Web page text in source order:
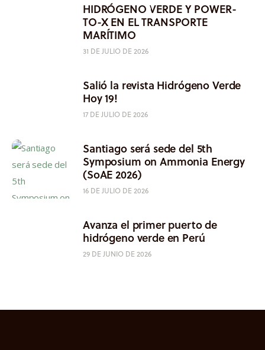
HIDRÓGENO VERDE Y POWER-
TO-X EN EL TRANSPORTE
MARÍTIMO
31 DE JULIO DE 2026
Salió la revista Hidrógeno Verde
Hoy 19!
17 DE JULIO DE 2026
Santiago será sede del 5th
Symposium on Ammonia Energy
(SoAE 2026)
16 DE JULIO DE 2026
Avanza el primer puerto de
hidrógeno verde en Perú
29 DE JUNIO DE 2026